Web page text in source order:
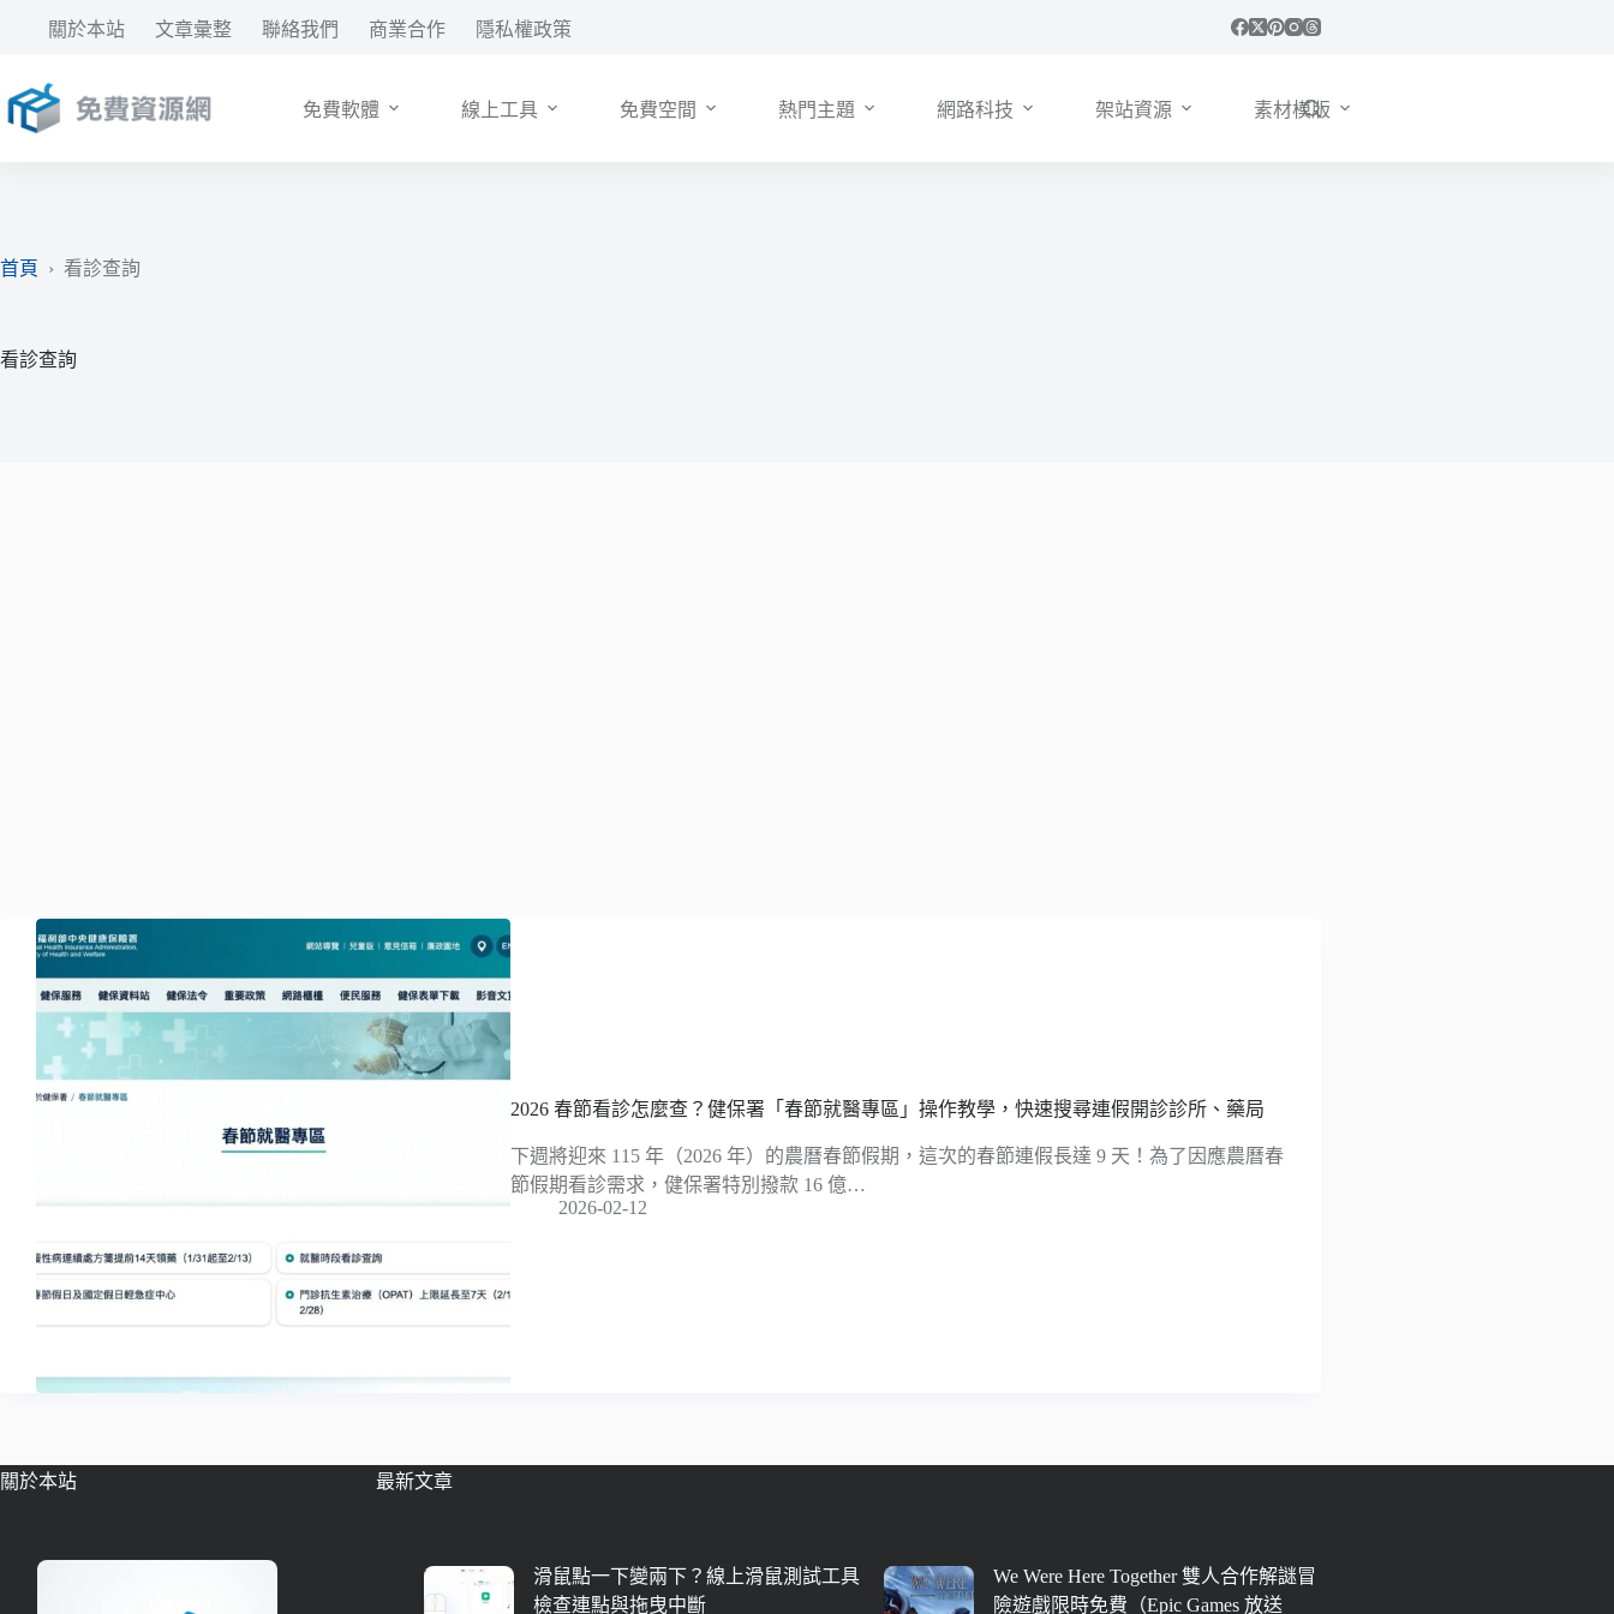
要
內
關於本站 文章彙整 聯絡我們 商業合作 隱私權政策
免費軟體 線上工具 免費空間 熱門主題 網路科技 架站資源 素材模版
首頁 › 看診查詢
看診查詢
2026 春節看診怎麼查？健保署「春節就醫專區」操作教學，快速搜尋連假開診診所、藥局
下週將迎來 115 年（2026 年）的農曆春節假期，這次的春節連假長達 9 天！為了因應農曆春
節假期看診需求，健保署特別撥款 16 億…
2026-02-12
關於本站 最新文章
滑鼠點一下變兩下？線上滑鼠測試工具
檢查連點與拖曳中斷
We Were Here Together 雙人合作解謎冒
險遊戲限時免費（Epic Games 放送